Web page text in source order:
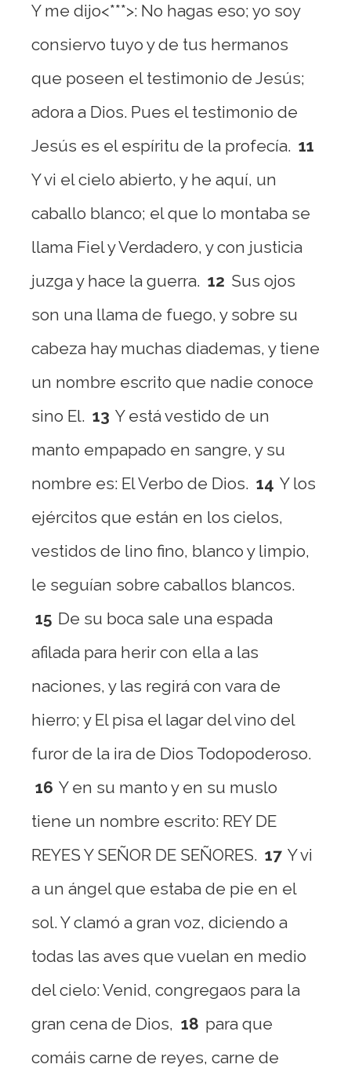
Y me dijo<***>: No hagas eso; yo soy
consiervo tuyo y de tus hermanos
que poseen el testimonio de Jesús;
adora a Dios. Pues el testimonio de
Jesús es el espíritu de la profecía. 11
Y vi el cielo abierto, y he aquí, un
caballo blanco; el que lo montaba se
llama Fiel y Verdadero, y con justicia
juzga y hace la guerra. 12 Sus ojos
son una llama de fuego, y sobre su
cabeza hay muchas diademas, y tiene
un nombre escrito que nadie conoce
sino El. 13 Y está vestido de un
manto empapado en sangre, y su
nombre es: El Verbo de Dios. 14 Y los
ejércitos que están en los cielos,
vestidos de lino fino, blanco y limpio,
le seguían sobre caballos blancos.
15 De su boca sale una espada
afilada para herir con ella a las
naciones, y las regirá con vara de
hierro; y El pisa el lagar del vino del
furor de la ira de Dios Todopoderoso.
16 Y en su manto y en su muslo
tiene un nombre escrito: REY DE
REYES Y SEÑOR DE SEÑORES. 17 Y vi
a un ángel que estaba de pie en el
sol. Y clamó a gran voz, diciendo a
todas las aves que vuelan en medio
del cielo: Venid, congregaos para la
gran cena de Dios, 18 para que
comáis carne de reyes, carne de